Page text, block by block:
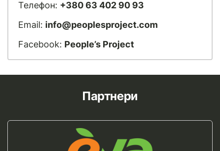
Телефон: +380 63 402 90 93
Email: info@peoplesproject.com
Facebook: People’s Project
Партнери